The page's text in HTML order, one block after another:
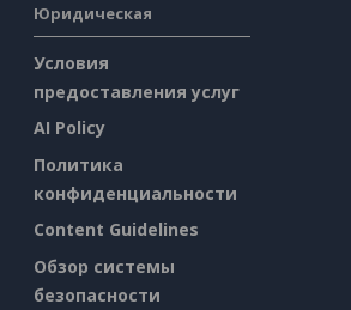
Юридическая
Условия
предоставления услуг
AI Policy
Политика
конфиденциальности
Content Guidelines
Обзор системы
безопасности